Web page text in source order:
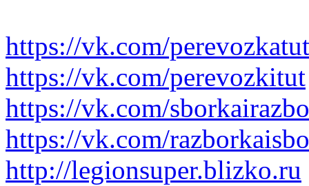
https://vk.com/perevozkatut
https://vk.com/perevozkitut
https://vk.com/
https://vk.com/
http://legionsuper.blizko.ru